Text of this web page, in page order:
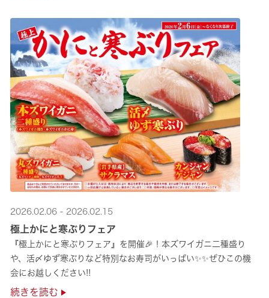
2026.02.06 - 2026.02.15
極上かにと寒ぶりフェア
『極上かにと寒ぶりフェア』を開催🎉！本ズワイガニ二種盛り
や、活〆ゆず寒ぶりなど特別なお寿司がいっぱい✨✨ぜひこの機
会にお越しください!!
続きを読む